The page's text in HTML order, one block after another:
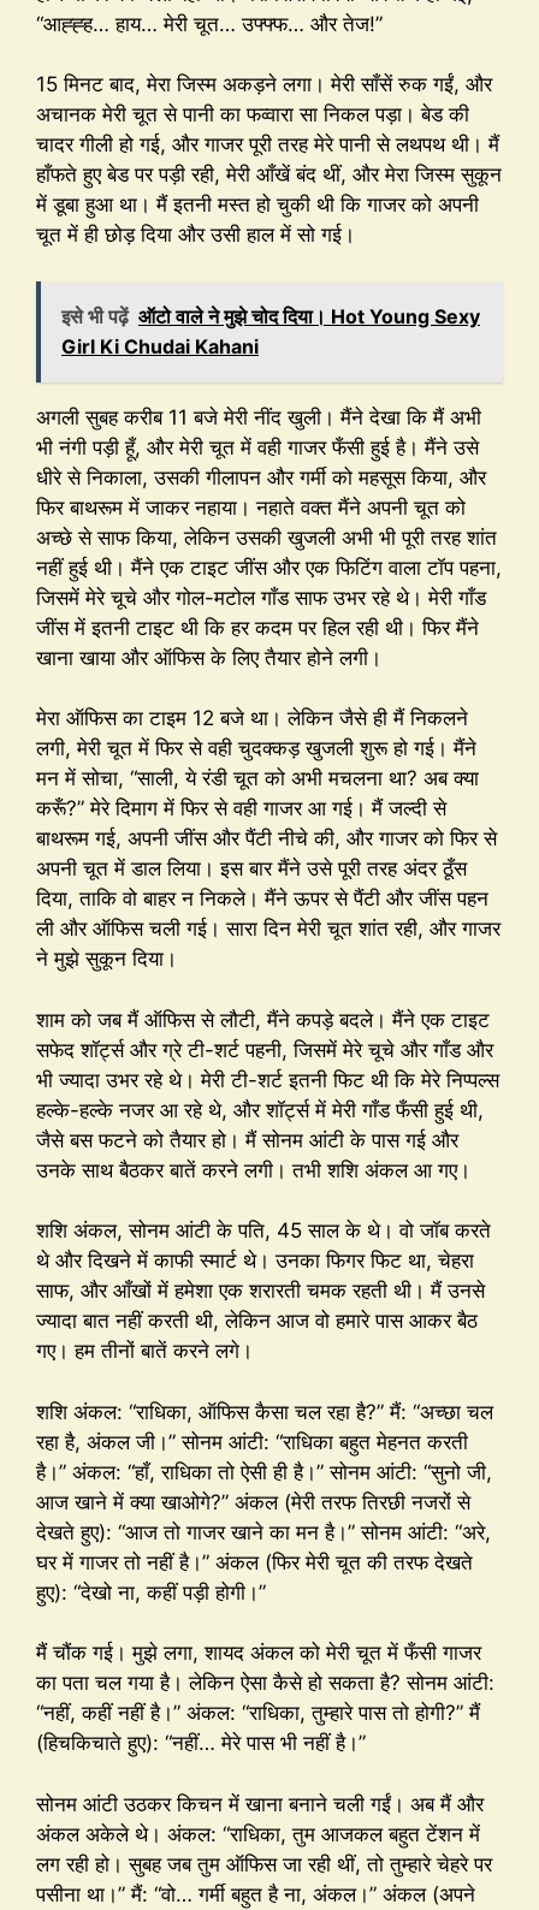
“आह्ह्ह… हाय… मेरी चूत… उफ्फ्फ… और तेज!”
15 मिनट बाद, मेरा जिस्म अकड़ने लगा। मेरी साँसें रुक गईं, और
अचानक मेरी चूत से पानी का फव्वारा सा निकल पड़ा। बेड की
चादर गीली हो गई, और गाजर पूरी तरह मेरे पानी से लथपथ थी। मैं
हाँफते हुए बेड पर पड़ी रही, मेरी आँखें बंद थीं, और मेरा जिस्म सुकून
में डूबा हुआ था। मैं इतनी मस्त हो चुकी थी कि गाजर को अपनी
चूत में ही छोड़ दिया और उसी हाल में सो गई।
इसे भी पढ़ें ऑटो वाले ने मुझे चोद दिया। Hot Young Sexy
Girl Ki Chudai Kahani
अगली सुबह करीब 11 बजे मेरी नींद खुली। मैंने देखा कि मैं अभी
भी नंगी पड़ी हूँ, और मेरी चूत में वही गाजर फँसी हुई है। मैंने उसे
धीरे से निकाला, उसकी गीलापन और गर्मी को महसूस किया, और
फिर बाथरूम में जाकर नहाया। नहाते वक्त मैंने अपनी चूत को
अच्छे से साफ किया, लेकिन उसकी खुजली अभी भी पूरी तरह शांत
नहीं हुई थी। मैंने एक टाइट जींस और एक फिटिंग वाला टॉप पहना,
जिसमें मेरे चूचे और गोल-मटोल गाँड साफ उभर रहे थे। मेरी गाँड
जींस में इतनी टाइट थी कि हर कदम पर हिल रही थी। फिर मैंने
खाना खाया और ऑफिस के लिए तैयार होने लगी।
मेरा ऑफिस का टाइम 12 बजे था। लेकिन जैसे ही मैं निकलने
लगी, मेरी चूत में फिर से वही चुदक्कड़ खुजली शुरू हो गई। मैंने
मन में सोचा, “साली, ये रंडी चूत को अभी मचलना था? अब क्या
करूँ?” मेरे दिमाग में फिर से वही गाजर आ गई। मैं जल्दी से
बाथरूम गई, अपनी जींस और पैंटी नीचे की, और गाजर को फिर से
अपनी चूत में डाल लिया। इस बार मैंने उसे पूरी तरह अंदर ठूँस
दिया, ताकि वो बाहर न निकले। मैंने ऊपर से पैंटी और जींस पहन
ली और ऑफिस चली गई। सारा दिन मेरी चूत शांत रही, और गाजर
ने मुझे सुकून दिया।
शाम को जब मैं ऑफिस से लौटी, मैंने कपड़े बदले। मैंने एक टाइट
सफेद शॉर्ट्स और ग्रे टी-शर्ट पहनी, जिसमें मेरे चूचे और गाँड और
भी ज्यादा उभर रहे थे। मेरी टी-शर्ट इतनी फिट थी कि मेरे निप्पल्स
हल्के-हल्के नजर आ रहे थे, और शॉर्ट्स में मेरी गाँड फँसी हुई थी,
जैसे बस फटने को तैयार हो। मैं सोनम आंटी के पास गई और
उनके साथ बैठकर बातें करने लगी। तभी शशि अंकल आ गए।
शशि अंकल, सोनम आंटी के पति, 45 साल के थे। वो जॉब करते
थे और दिखने में काफी स्मार्ट थे। उनका फिगर फिट था, चेहरा
साफ, और आँखों में हमेशा एक शरारती चमक रहती थी। मैं उनसे
ज्यादा बात नहीं करती थी, लेकिन आज वो हमारे पास आकर बैठ
गए। हम तीनों बातें करने लगे।
शशि अंकल: “राधिका, ऑफिस कैसा चल रहा है?” मैं: “अच्छा चल
रहा है, अंकल जी।” सोनम आंटी: “राधिका बहुत मेहनत करती
है।” अंकल: “हाँ, राधिका तो ऐसी ही है।” सोनम आंटी: “सुनो जी,
आज खाने में क्या खाओगे?” अंकल (मेरी तरफ तिरछी नजरों से
देखते हुए): “आज तो गाजर खाने का मन है।” सोनम आंटी: “अरे,
घर में गाजर तो नहीं है।” अंकल (फिर मेरी चूत की तरफ देखते
हुए): “देखो ना, कहीं पड़ी होगी।”
मैं चौंक गई। मुझे लगा, शायद अंकल को मेरी चूत में फँसी गाजर
का पता चल गया है। लेकिन ऐसा कैसे हो सकता है? सोनम आंटी:
“नहीं, कहीं नहीं है।” अंकल: “राधिका, तुम्हारे पास तो होगी?” मैं
(हिचकिचाते हुए): “नहीं… मेरे पास भी नहीं है।”
सोनम आंटी उठकर किचन में खाना बनाने चली गईं। अब मैं और
अंकल अकेले थे। अंकल: “राधिका, तुम आजकल बहुत टेंशन में
लग रही हो। सुबह जब तुम ऑफिस जा रही थीं, तो तुम्हारे चेहरे पर
पसीना था।” मैं: “वो… गर्मी बहुत है ना, अंकल।” अंकल (अपने